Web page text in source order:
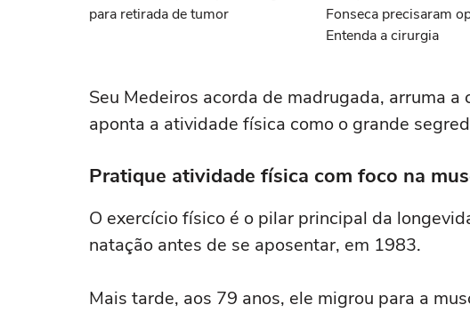
para retirada de tumor
Fonseca precisaram
Entenda a cirurgia
Seu Medeiros acorda de madrugada, arruma
aponta a atividade física como o grande
Pratique atividade física com foco na
O exercício físico é o pilar principal da
natação antes de se aposentar, em 1983.
Mais tarde, aos 79 anos, ele migrou para a